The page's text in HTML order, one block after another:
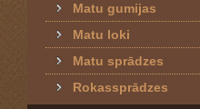
Matu gumijas
Matu loki
Matu sprādzes
Rokassprādzes